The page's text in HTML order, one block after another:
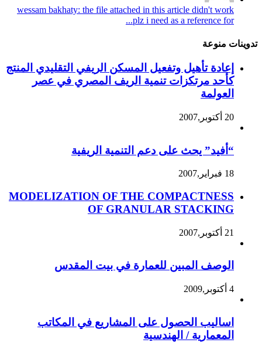
wessam bakhaty: the file attached in this article didn't work
plz i need as a reference for...
تدوينات منوعة
إعادة تأهيل وتفعيل المسكن الريفي التقليدي المنتج
كأحد مرتكزات تنمية الريف المصري في عصر
العولمة
20 أكتوبر,2007
“أفيد” يحث على دعم التنمية الريفية
18 فبراير,2007
MODELIZATION OF THE COMPACTNESS
OF GRANULAR STACKING
21 أكتوبر,2007
الوصف المبين للعمارة في بيت المقدس
4 أكتوبر,2009
اساليب الحصول على المشاريع في المكاتب
المعمارية / الهندسية